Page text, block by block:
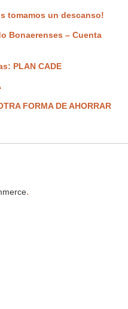
tomamos un descanso!
Bonaerenses – Cuenta
PLAN CADE
FORMA DE AHORRAR
.